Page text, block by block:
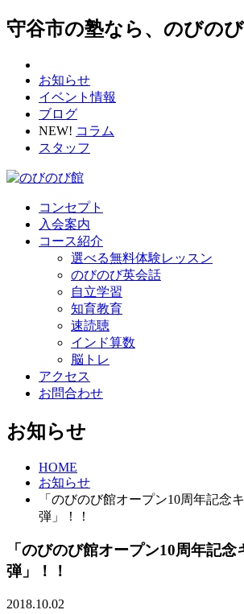
守谷市の塾なら、のびの
お知らせ
イベント情報
ブログ
NEW! コラム
スタッフ
コンセプト
入会案内
コース紹介
選べる無料体験レッスン
のびのび英会話
自立学習
知育教育
速読聴
インド算数
脳トレ
アクセス
お問合わせ
お知らせ
HOME
お知らせ
「のびのび館オープン10周年記念
弾」！！
「のびのび館オープン10周年記
弾」！！
2018.10.02